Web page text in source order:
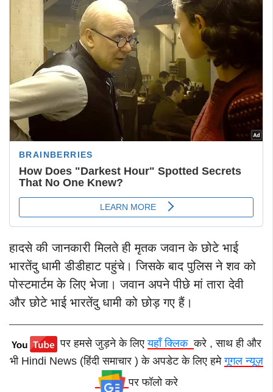
हादसे की जानकारी मिलते ही मृतक जवान के छोटे भाई
भारतेंदु धामी डीडीहाट पहुंचे। जिसके बाद पुलिस ने शव को
पोस्टमार्टम के लिए भेजा। जवान अपने पीछे मां तारा देवी
और छोटे भाई भारतेंदु धामी को छोड़ गए हैं।
पर हमसे जुड़ने के लिएयहाँ क्लिककरे , साथ ही और
भी Hindi News (हिंदी समाचार ) के अपडेट के लिए हमेगूगल न्यूज़
पर फॉलो करे